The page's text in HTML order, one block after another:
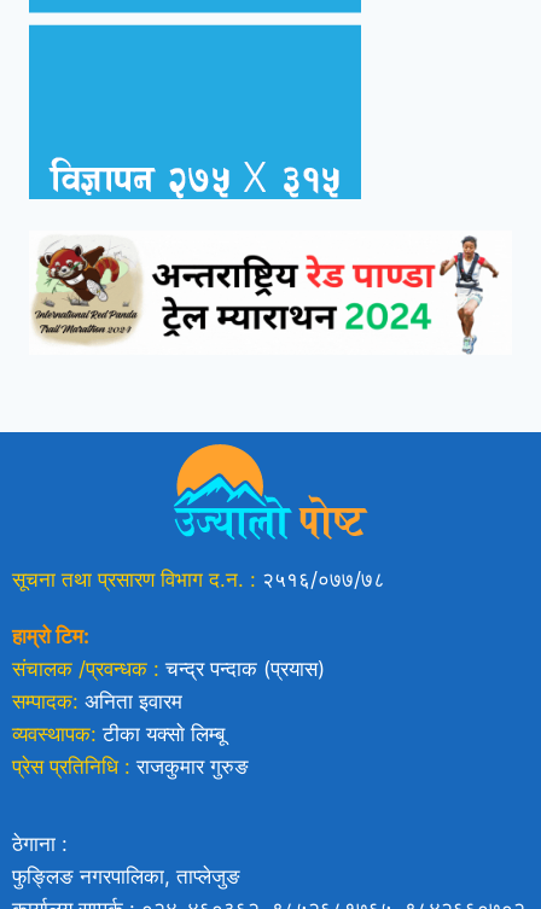
सूचना तथा प्रसारण विभाग द.न. : २५१६/०७७/७८
हाम्रो टिम:
संचालक /प्रवन्धक : चन्द्र पन्दाक (प्रयास)
सम्पादक: अनिता इवारम
व्यवस्थापक: टीका यक्साे लिम्बू
प्रेस प्रतिनिधि : राजकुमार गुरुङ
ठेगाना :
फुङ्लिङ नगरपालिका, ताप्लेजुङ